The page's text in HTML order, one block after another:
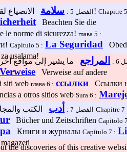
الفصل 5 : سلامة الانصياع لقواعد السلامة!Chapitre
Beachten Sie die
le norme di sicurezza!глава 5 :
Capítulo 5 : La Seguridad
usalama!
: المراجع ما يشير إلى مواقع
Verweise Verweise auf andere
siti webглава 6 : ссылки Ссылки
a otros sitios webSura 6 :
الفصل 7 : أدب الكتب والمجلاتChapitre 7
Bücher und ZeitschriftenCapitolo
Книги и журналыCapítulo 7 :
the discoveries of this creative